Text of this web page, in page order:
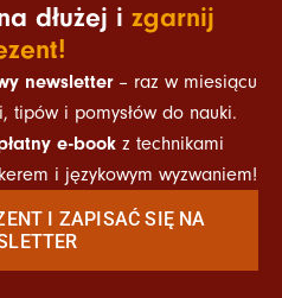
dłużej i zgarnij
newsletter– raz w miesiącu
tipów i pomysłów do nauki.
e-book z technikami
i językowym wyzwaniem!
I ZAPISAĆ SIĘ NA